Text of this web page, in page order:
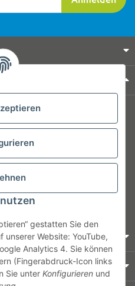
gestatten Sie den
unserer Website: YouTube,
Analytics 4. Sie können
(Fingerabdruck-Icon links
Sie unter Konfigurieren und